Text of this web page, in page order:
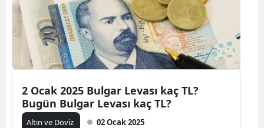
2 Ocak 2025 Bulgar Levası kaç TL?
Bugün Bulgar Levası kaç TL?
Altın ve Döviz 02 Ocak 2025